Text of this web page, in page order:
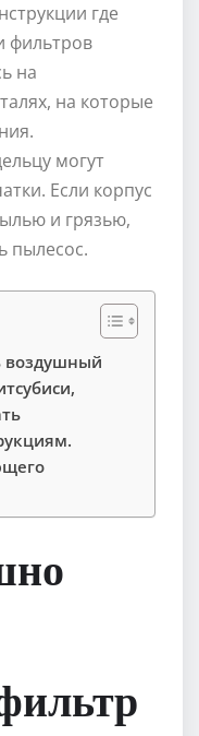
где
фильтров
на
на которые
могут
Если корпус
и грязью,
пылесос.
воздушный